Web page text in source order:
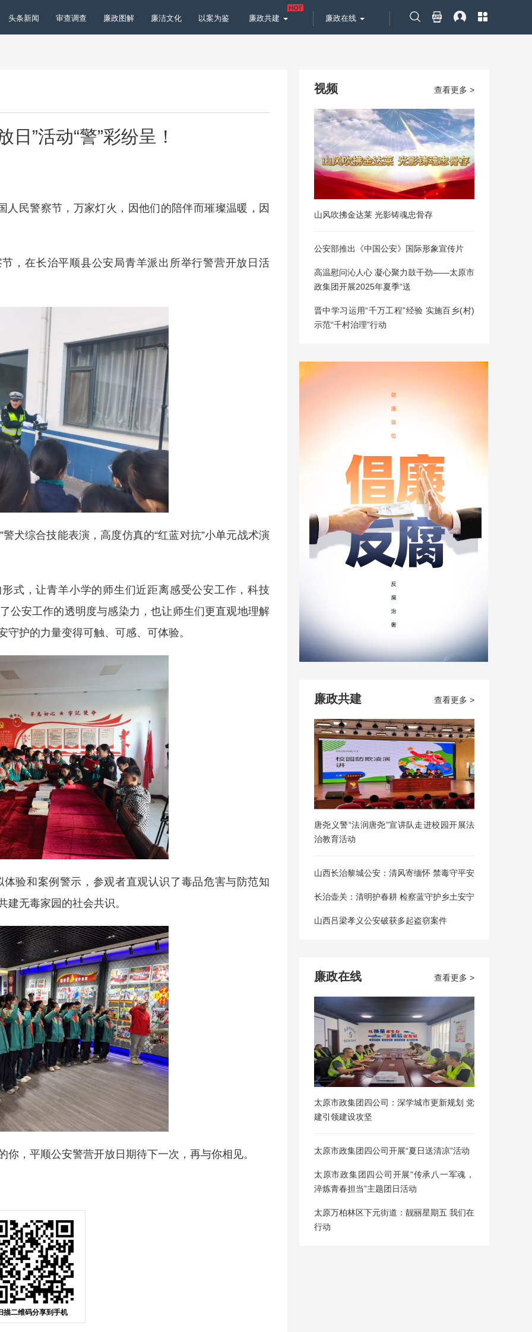
头条新闻 审查调查 廉政图解 廉洁文化 以案为鉴 廉政共建 廉政在线
”活动“警”彩纷呈！
人民警察节，万家灯火，因他们的陪伴而璀璨温暖，因
在长治平顺县公安局青羊派出所举行警营开放日活
综合技能表演，高度仿真的“红蓝对抗”小单元战术演
，让青羊小学的师生们近距离感受公安工作，科技
公安工作的透明度与感染力，也让师生们更直观地理解
护的力量变得可触、可感、可体验。
和案例警示，参观者直观认识了毒品危害与防范知
无毒家园的社会共识。
平顺公安警营开放日期待下一次，再与你相见。
描二维码分享到手机
查看更多 >
视频
山风吹拂金达莱 光影铸魂忠骨存
公安部推出《中国公安》国际形象宣传片
高温慰问沁人心 凝心聚力鼓干劲——太原市
政集团开展2025年夏季“送
晋中学习运用“千万工程”经验 实施百乡(村)
示范“千村治理”行动
查看更多 >
廉政共建
唐尧义警“法润唐尧”宣讲队走进校园开展法
治教育活动
山西长治黎城公安：清风寄缅怀 禁毒守平安
长治壶关：清明护春耕 检察蓝守护乡土安宁
山西吕梁孝义公安破获多起盗窃案件
查看更多 >
廉政在线
太原市政集团四公司：深学城市更新规划 党
建引领建设攻坚
太原市政集团四公司开展“夏日送清凉”活动
太原市政集团四公司开展“传承八一军魂，
淬炼青春担当”主题团日活动
太原万柏林区下元街道：靓丽星期五 我们在
行动